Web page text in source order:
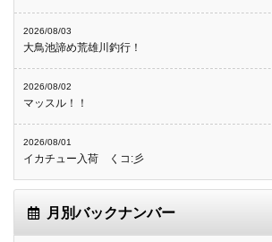
2026/08/03
大鳥池諦め荒雄川釣行！
2026/08/02
マッスル！！
2026/08/01
イカチュー入荷 くコ:彡
月別バックナンバー